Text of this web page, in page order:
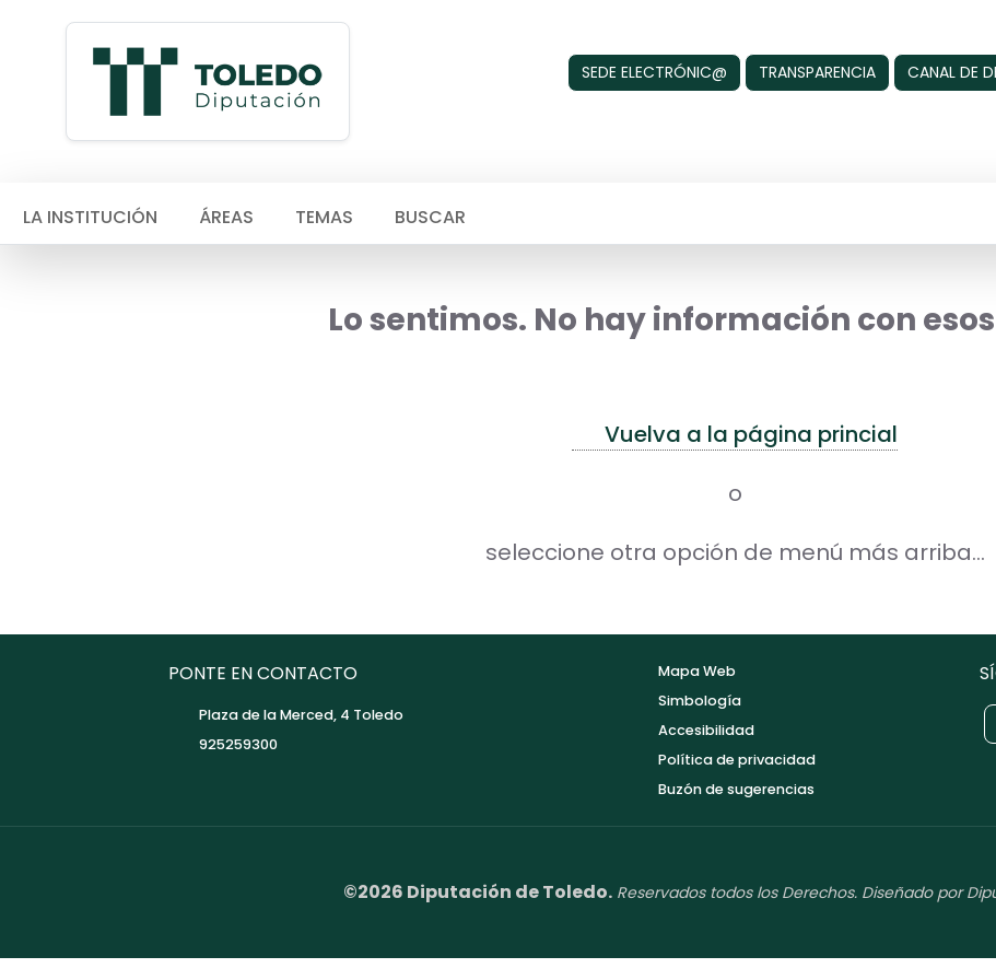
SEDE ELECTRÓNIC@ TRANSPARENCIA CANAL DE
LA INSTITUCIÓN ÁREAS TEMAS BUSCAR
Lo sentimos. No hay información con
Vuelva a la página princial
o
seleccione otra opción de menú más arriba...
PONTE EN CONTACTO
Plaza de la Merced, 4 Toledo
925259300
Mapa Web
Simbología
Accesibilidad
Política de privacidad
Buzón de sugerencias
©2026 Diputación de Toledo. Reservados todos los Derechos. Diseñado por